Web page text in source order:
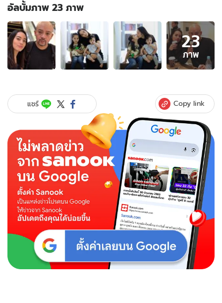
อัลบั้มภาพ 23 ภาพ
อัลบั้ม
ภาพ
23
ภาพ
ของ
ไหม
“จี
จอม
ขวัญ”
อดีต
นางเอก
ดาว
แม่
2
23
ภาพ
แชร์ Copy link